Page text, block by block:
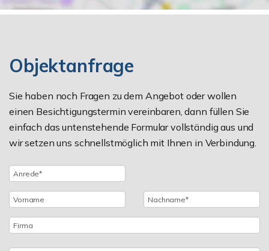
Objektanfrage
Sie haben noch Fragen zu dem Angebot oder wollen
einen Besichtigungstermin vereinbaren, dann füllen Sie
einfach das untenstehende Formular vollständig aus und
wir setzen uns schnellstmöglich mit Ihnen in Verbindung.